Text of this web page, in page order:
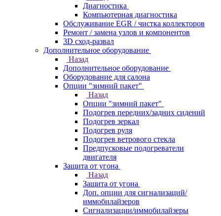
Диагностика
Компьютерная диагностика
Обслуживание EGR / чистка коллекторов
Ремонт / замена узлов и компонентов
3D сход-развал
Дополнительное оборудование
Назад
Дополнительное оборудование
Оборудование для салона
Опции "зимний пакет"
Назад
Опции "зимний пакет"
Подогрев передних/задних сидений
Подогрев зеркал
Подогрев руля
Подогрев ветрового стекла
Предпусковые подогреватели
двигателя
Защита от угона
Назад
Защита от угона
Доп. опции для сигнализаций/
иммобилайзеров
Сигнализации/иммобилайзеры